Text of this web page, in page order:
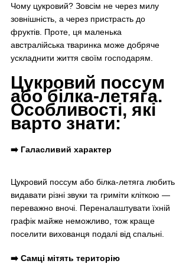
Чому цукровий? Зовсім не через милу
зовнішність, а через пристрасть до
фруктів. Проте, ця маленька
австралійська тваринка може добряче
ускладнити життя своїм господарям.
Цукровий поссум
або білка-летяга.
Особливості, які
варто знати:
➡️ Галасливий характер
Цукровий поссум або білка-летяга любить
видавати різні звуки та гриміти кліткою —
переважно вночі. Переналаштувати їхній
графік майже неможливо, тож краще
поселити вихованця подалі від спальні.
➡️ Самці мітять територію